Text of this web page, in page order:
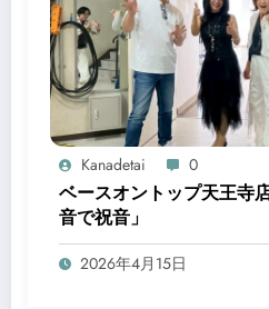
Kanadetai 0
ベースオントップ天王寺
音で祝音」
2026年4月15日